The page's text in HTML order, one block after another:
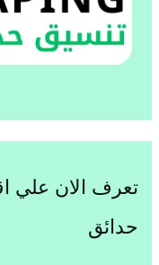
تعرف الان علي
حدائق